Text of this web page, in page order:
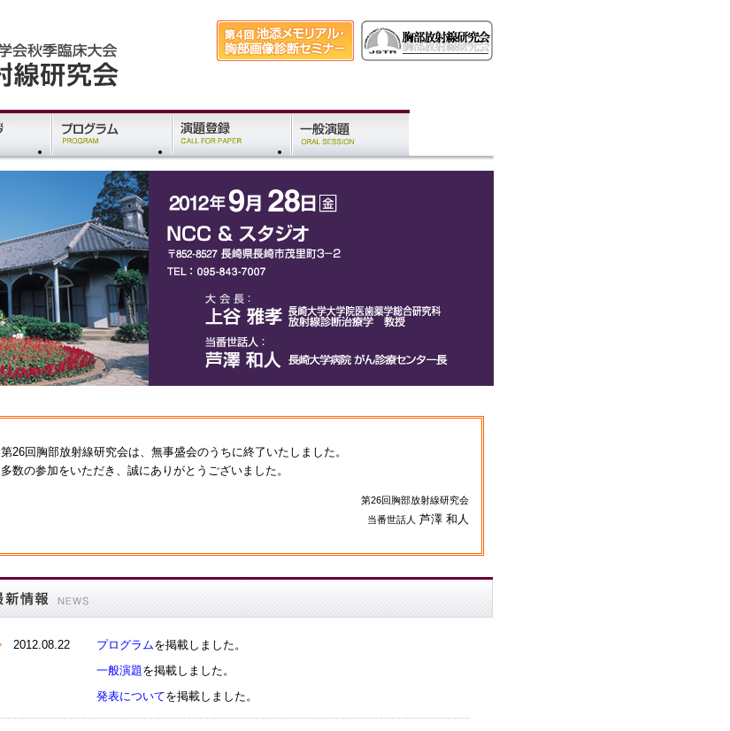
第26回胸部放射線研究会は、無事盛会のうちに終了いたしました。
多数の参加をいただき、誠にありがとうございました。
第26回胸部放射線研究会
当番世話人 芦澤 和人
2012.08.22 プログラムを掲載しました。
一般演題を掲載しました。
発表についてを掲載しました。